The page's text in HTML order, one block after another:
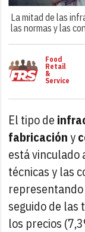
La mitad de las
las normas y las
Food
Retail
&
Service
El tipo de
fabricacióny
está vinculado
técnicas y las
seguido de las
los precios